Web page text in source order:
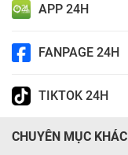
APP 24H
FANPAGE 24H
TIKTOK 24H
CHUYÊN MỤC KHÁC